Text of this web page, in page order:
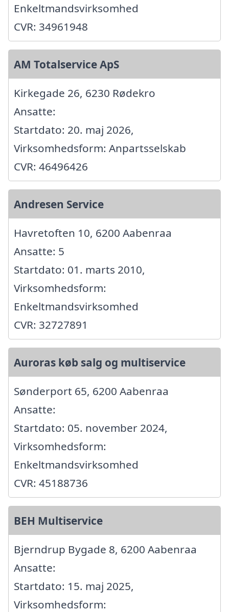
Enkeltmandsvirksomhed
CVR: 34961948
AM Totalservice ApS
Kirkegade 26, 6230 Rødekro
Ansatte:
Startdato: 20. maj 2026,
Virksomhedsform: Anpartsselskab
CVR: 46496426
Andresen Service
Havretoften 10, 6200 Aabenraa
Ansatte: 5
Startdato: 01. marts 2010,
Virksomhedsform:
Enkeltmandsvirksomhed
CVR: 32727891
Auroras køb salg og multiservice
Sønderport 65, 6200 Aabenraa
Ansatte:
Startdato: 05. november 2024,
Virksomhedsform:
Enkeltmandsvirksomhed
CVR: 45188736
BEH Multiservice
Bjerndrup Bygade 8, 6200 Aabenraa
Ansatte:
Startdato: 15. maj 2025,
Virksomhedsform: